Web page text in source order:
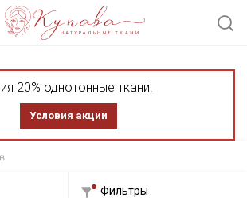
20% однотонные ткани!
Условия акции
Фильтры